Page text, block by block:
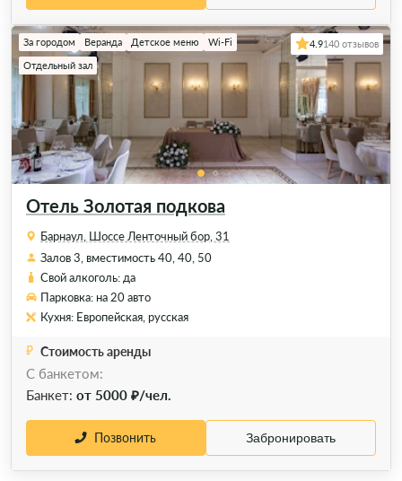
Отель Золотая подкова
За городом Веранда Детское меню
Wi-Fi
Отдельный зал
4.9140 отзывов
Барнаул, Шоссе Ленточный бор, 31
Залов 3, вместимость 40, 40, 50
Свой алкоголь: да
Парковка: на 20 авто
Кухня: Европейская, русская
Стоимость аренды
С банкетом:
Банкет: от 5000 ₽/чел.
Позвонить Забронировать